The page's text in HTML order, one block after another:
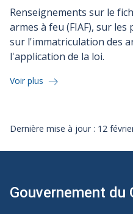
Renseignements sur le
armes à feu (FIAF), sur
sur l'immatriculation des
l'application de la loi.
Voir plus
Dernière mise à jour : 12
Gouvernement du